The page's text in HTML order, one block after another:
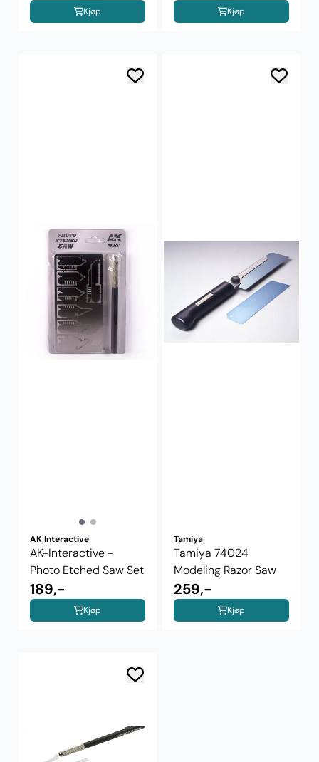
Kjøp Kjøp
AK Interactive
AK-Interactive -
Photo Etched Saw Set
189,-
Kjøp
Tamiya
Tamiya 74024
Modeling Razor Saw
259,-
Kjøp